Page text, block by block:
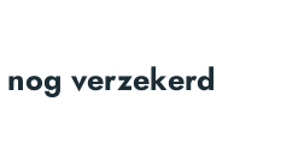
verzekerd